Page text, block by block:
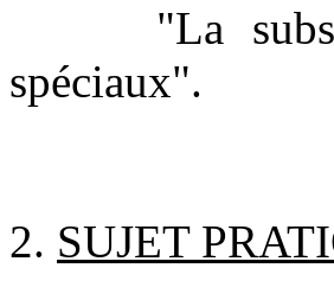
"La
spéciaux".
2. SUJET